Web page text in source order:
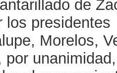
de
los presidentes
Morelos,